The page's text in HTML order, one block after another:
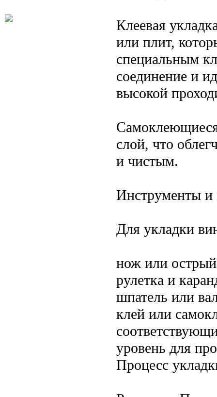
Клеевая
или плит,
специальным
соединение и
высокой
слой, что
и чистым.
Инструменты и
Для укладки
нож или острый
рулетка и
шпатель или
клей или
уровень для
Процесс